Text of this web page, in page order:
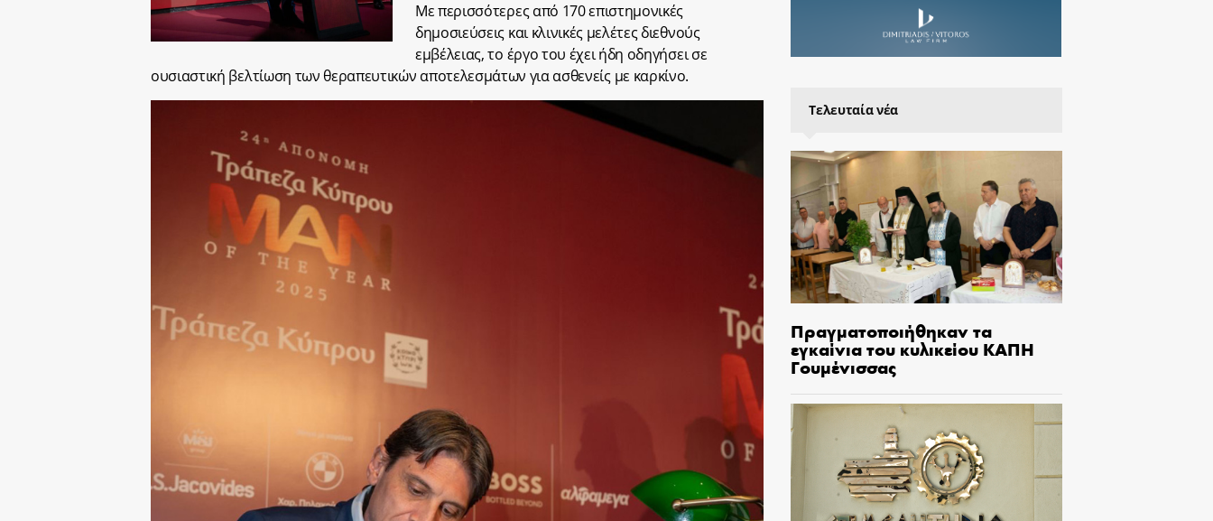
Με περισσότερες από 170 επιστημονικές
δημοσιεύσεις και κλινικές μελέτες διεθνούς
εμβέλειας, το έργο του έχει ήδη οδηγήσει σε
ουσιαστική βελτίωση των θεραπευτικών αποτελεσμάτων για ασθενείς με καρκίνο.
Τελευταία νέα
Πραγματοποιήθηκαν τα
εγκαίνια του κυλικείου ΚΑΠΗ
Γουμένισσας